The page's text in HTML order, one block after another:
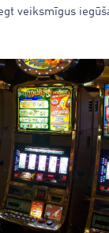
veiksmīgus